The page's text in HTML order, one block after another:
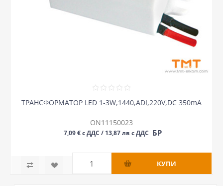
ТРАНСФОРМАТОР LED 1-3W,1440,ADI,220V,DC 350mA
ON11150023
7,09 € с ДДС / 13,87 лв с ДДС БР